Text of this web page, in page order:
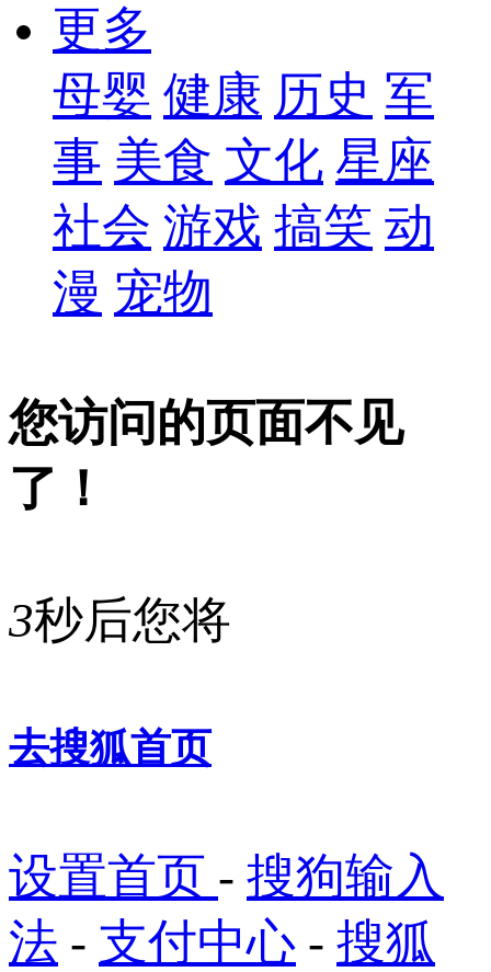
更多
母婴 健康 历史 军
事 美食 文化 星座
社会 游戏 搞笑 动
漫 宠物
您访问的页面不见
了！
3秒后您将
去搜狐首页
设置首页 - 搜狗输入
法 - 支付中心 - 搜狐